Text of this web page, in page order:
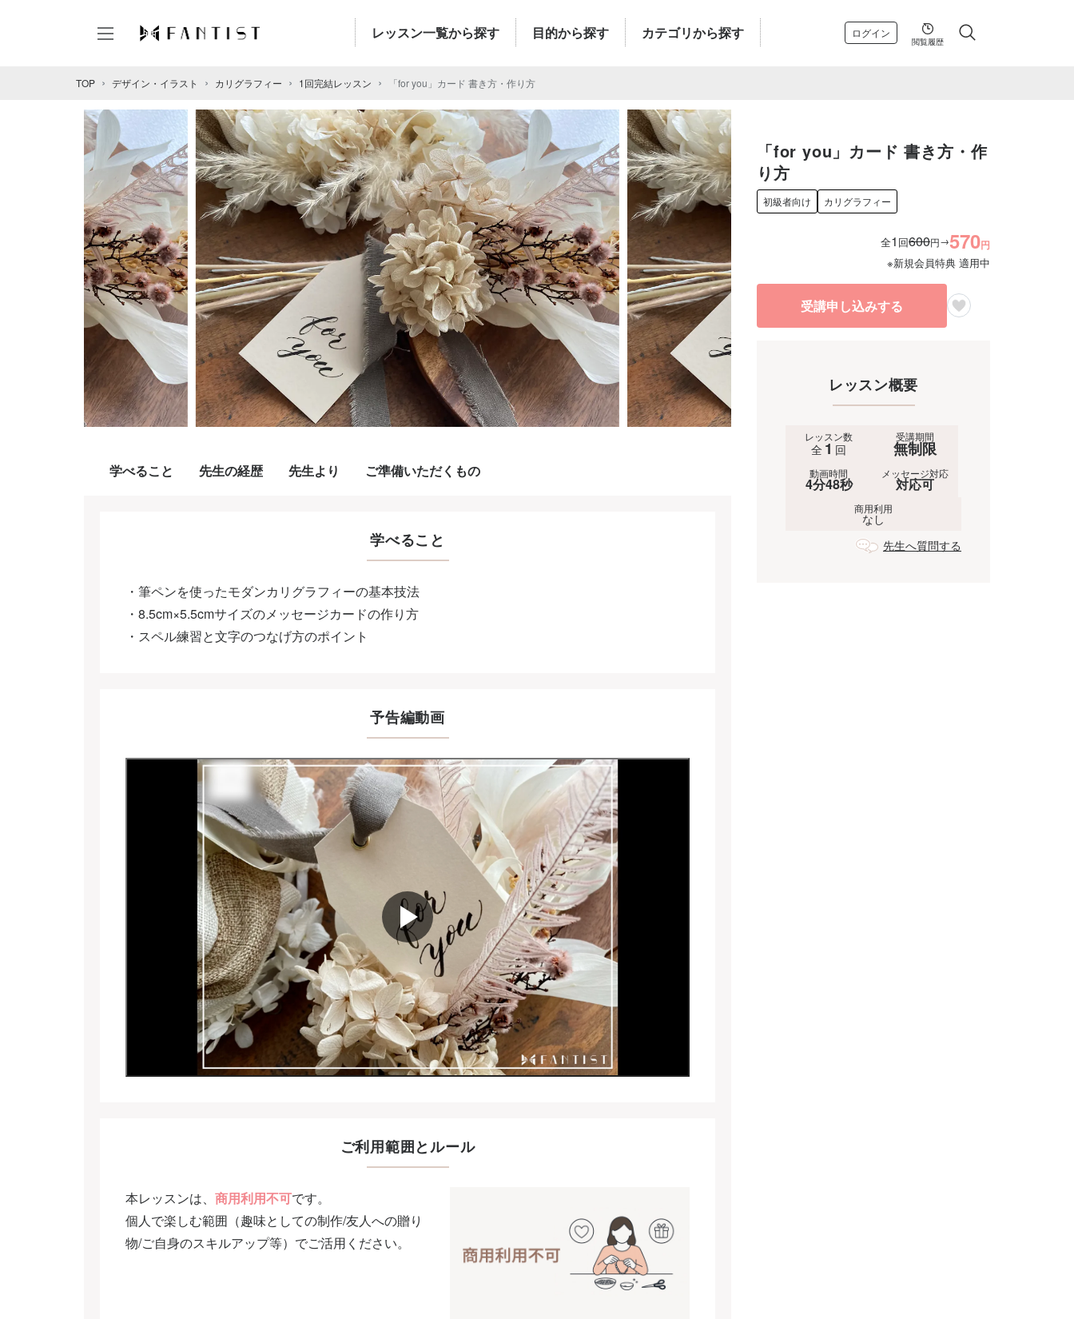
レッスン一覧から探す 目的から探す カテゴリから探す ログイン
閲覧履歴
TOP デザイン・イラスト カリグラフィー 1回完結レッスン 「for you」カード 書き方・作り方
「for you」カード 書き方・作
り方
初級者向け カリグラフィー
全1 回600円→570円
※新規会員特典 適用中
受講申し込みする
レッスン概要
レッスン数
全 1 回
受講期間
無制限
動画時間
4分48秒
メッセージ対応
対応可
商用利用
なし
先生へ質問する
学べること 先生の経歴 先生より ご準備いただくもの
学べること
・筆ペンを使ったモダンカリグラフィーの基本技法
・8.5cm×5.5cmサイズのメッセージカードの作り方
・スペル練習と文字のつなげ方のポイント
予告編動画
ご利用範囲とルール
本レッスンは、 商用利用不可です。
個人で楽しむ範囲（趣味としての制作/友人への贈り
物/ご自身のスキルアップ等）でご活用ください。